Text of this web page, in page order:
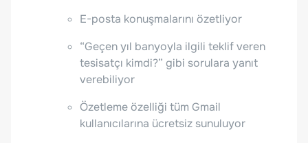
E-posta konuşmalarını özetliyor
“Geçen yıl banyoyla ilgili teklif veren
tesisatçı kimdi?” gibi sorulara yanıt
verebiliyor
Özetleme özelliği tüm Gmail
kullanıcılarına ücretsiz sunuluyor